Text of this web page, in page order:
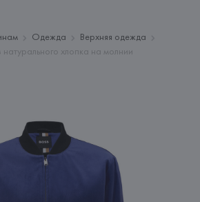
Одежда
Верхняя одежда
хлопка на молнии